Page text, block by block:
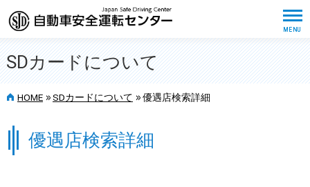
SDカードについて
HOME >> SDカードについて >> 優遇店検索詳細
優遇店検索詳細